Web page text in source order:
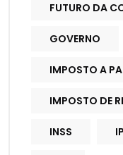
FUTURO DA
GOVERNO
IMPOSTO A
IMPOSTO DE
INSS